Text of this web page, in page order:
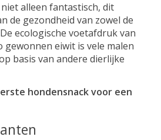
alleen fantastisch, dit
de gezondheid van zowel de
ecologische voetafdruk van
gewonnen eiwit is vele malen
basis van andere dierlijke
hondensnack voor een